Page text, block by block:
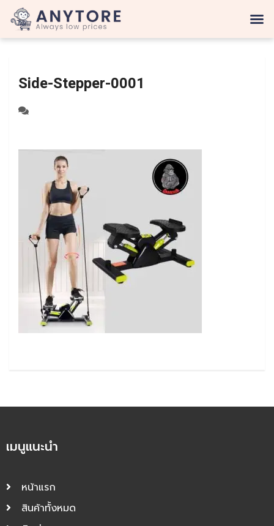
Side-Stepper-0001
เมนูแนะนำ
หน้าแรก
สินค้าทั้งหมด